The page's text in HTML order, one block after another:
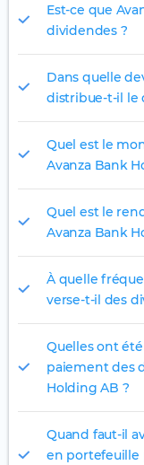
Est-ce que
dividendes ?
Dans quelle
distribue-t-il le
Quel est le
Avanza Bank
Quel est le
Avanza Bank
À quelle
verse-t-il des
Quelles ont
paiement des
Holding AB ?
Quand faut-il
en portefeuille